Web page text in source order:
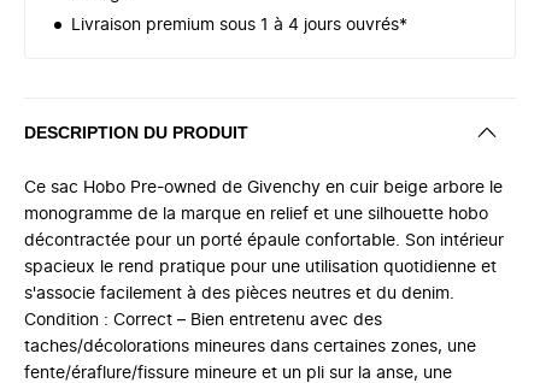
Livraison premium sous 1 à 4 jours ouvrés*
DESCRIPTION DU PRODUIT
Ce sac Hobo Pre-owned de Givenchy en cuir beige arbore le
monogramme de la marque en relief et une silhouette hobo
décontractée pour un porté épaule confortable. Son intérieur
spacieux le rend pratique pour une utilisation quotidienne et
s'associe facilement à des pièces neutres et du denim.
Condition : Correct – Bien entretenu avec des
taches/décolorations mineures dans certaines zones, une
fente/éraflure/fissure mineure et un pli sur la anse, une